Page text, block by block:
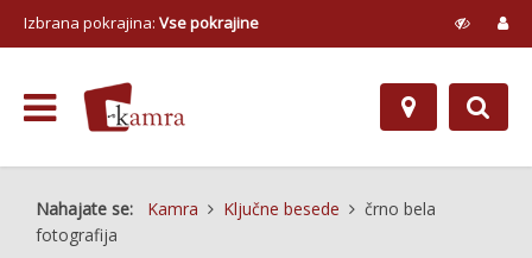
Izbrana pokrajina: Vse pokrajine
Nahajate se: Kamra Ključne besede
črno bela
fotografija